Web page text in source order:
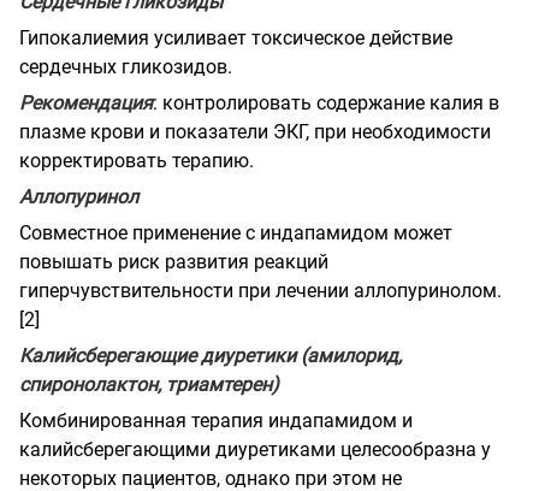
Гипокалиемия усиливает токсическое действие
сердечных гликозидов.
Рекомендация: контролировать содержание калия в
плазме крови и показатели ЭКГ, при необходимости
корректировать терапию.
Аллопуринол
Совместное применение с индапамидом может
повышать риск развития реакций
гиперчувствительности при лечении аллопуринолом.
[2]
Калийсберегающие диуретики (амилорид,
спиронолактон, триамтерен)
Комбинированная терапия индапамидом и
калийсберегающими диуретиками целесообразна у
некоторых пациентов, однако при этом не